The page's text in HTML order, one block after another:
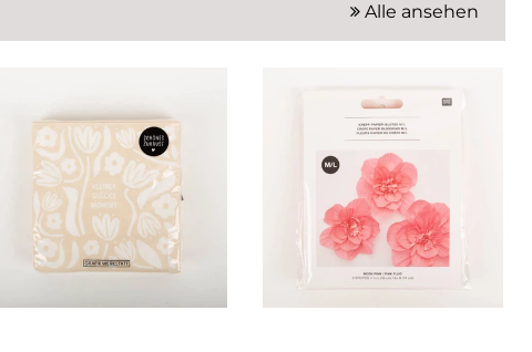
Alle ansehen